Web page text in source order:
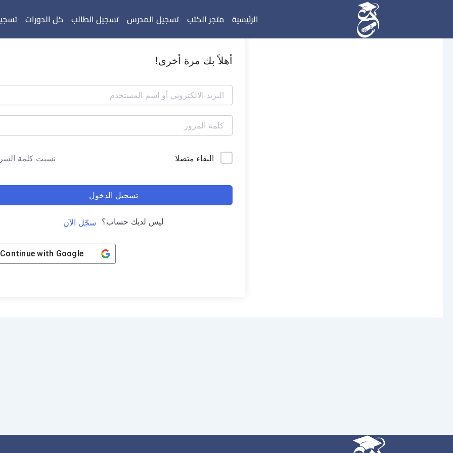
الرئيسية متجر الكتب تسجيل المدرس تسجيل الطالب كل الدورات
أهلاً بك مرة أخرى!
البقاء متصلا نسيت كلمة
تسجيل الدخول
ليس لديك حساب؟ سجّل الآن
Continue with Google